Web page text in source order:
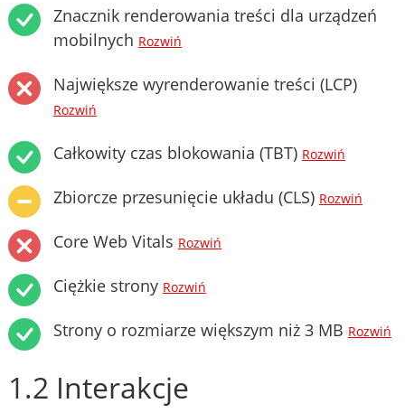
Znacznik renderowania treści dla urządzeń
mobilnych Rozwiń
Największe wyrenderowanie treści (LCP)
Rozwiń
Całkowity czas blokowania (TBT) Rozwiń
Zbiorcze przesunięcie układu (CLS) Rozwiń
Core Web Vitals Rozwiń
Ciężkie strony Rozwiń
Strony o rozmiarze większym niż 3 MB Rozwiń
1.2 Interakcje